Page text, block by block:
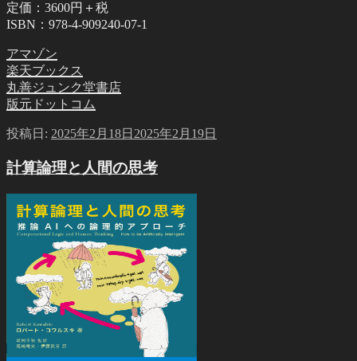
定価：3600円＋税
ISBN：978-4-909240-07-1
アマゾン
楽天ブックス
丸善ジュンク堂書店
版元ドットコム
投稿日: 2025年2月18日 2025年2月19日
計算論理と人間の思考